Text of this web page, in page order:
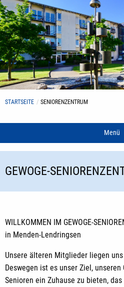
STARTSEITE SENIORENZENTRUM
Menü
GEWOGE-
WILLKOMMEN IM GEWOGE-
in Menden-Lendringsen
Unsere älteren Mitglieder liegen
Deswegen ist es unser Ziel, unseren
Senioren ein Zuhause zu bieten,